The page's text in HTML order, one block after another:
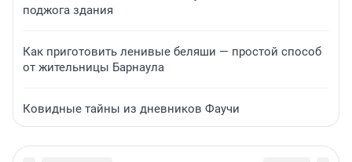
поджога здания
Как приготовить ленивые беляши — простой способ
от жительницы Барнаула
Ковидные тайны из дневников Фаучи